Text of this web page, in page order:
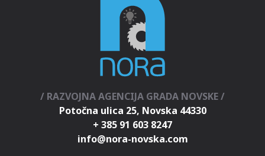
/ RAZVOJNA AGENCIJA GRADA NOVSKE /
Potočna ulica 25, Novska 44330
+ 385 91 603 8247